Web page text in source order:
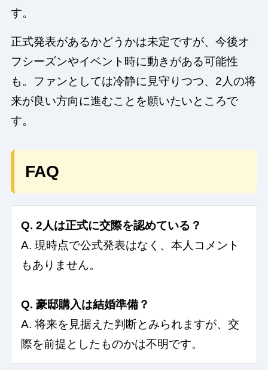
す。
正式発表があるかどうかは未定ですが、今後オ
フシーズンやイベント時に動きがある可能性
も。ファンとしては冷静に見守りつつ、2人の将
来が良い方向に進むことを願いたいところで
す。
FAQ
Q. 2人は正式に交際を認めている？
A. 現時点で公式発表はなく、本人コメント
もありません。
Q. 豪邸購入は結婚準備？
A. 将来を見据えた判断とみられますが、交
際を前提としたものかは不明です。